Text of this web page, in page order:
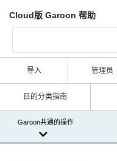
Cloud版 Garoon 帮助
导入 管理员
目的分类指南
Garoon共通的操作